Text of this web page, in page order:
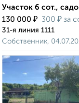
Участок 6 сот.,
130 000 ₽ 300 ₽ за
31-я линия 1111
Собственник,